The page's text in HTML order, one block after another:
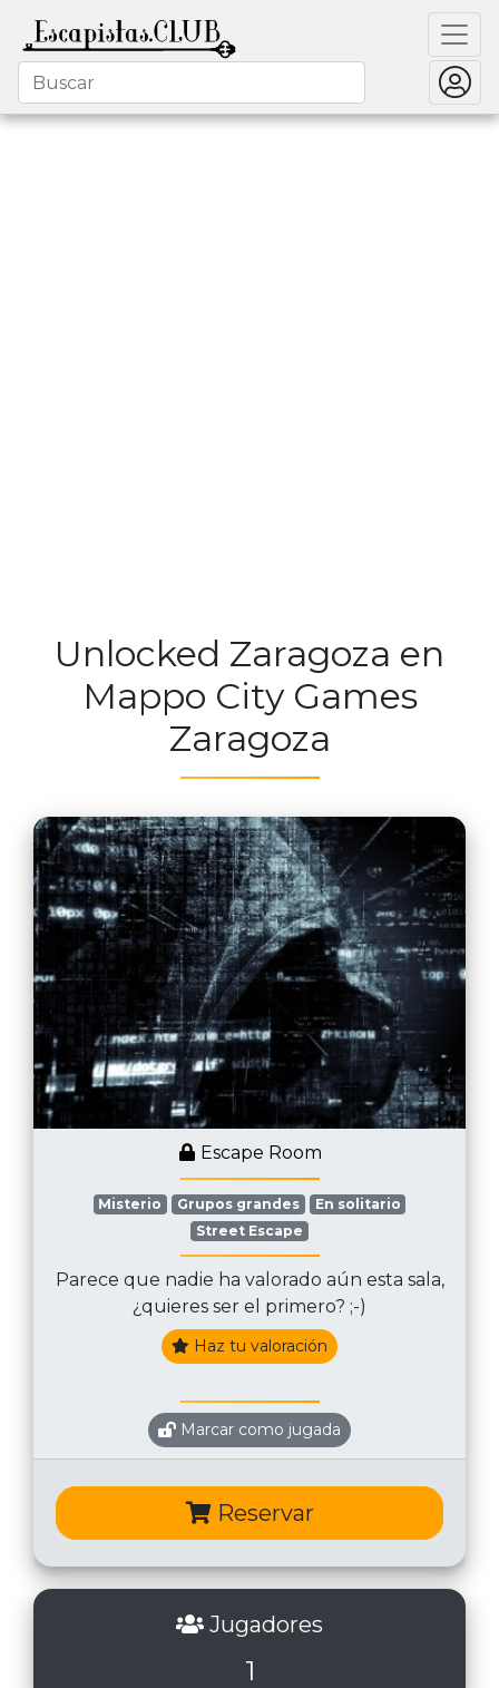
Unlocked Zaragoza en
Mappo City Games
Zaragoza
Escape Room
Misterio Grupos grandes
En solitario
Street Escape
Parece que nadie ha valorado aún esta sala,
¿quieres ser el primero? ;-)
Haz tu valoración
Marcar como jugada
Reservar
Jugadores
1